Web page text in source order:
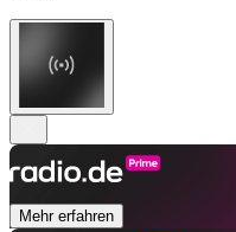
Mehr erfahren